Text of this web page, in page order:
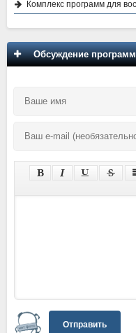
Комплекс программ для
Обсуждение
Отправить